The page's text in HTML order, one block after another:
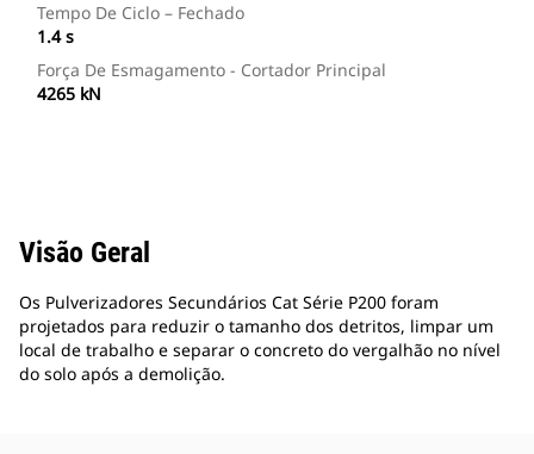
Tempo De Ciclo – Fechado
1.4 s
Força De Esmagamento - Cortador Principal
4265 kN
Visão Geral
Os Pulverizadores Secundários Cat Série P200 foram
projetados para reduzir o tamanho dos detritos, limpar um
local de trabalho e separar o concreto do vergalhão no nível
do solo após a demolição.